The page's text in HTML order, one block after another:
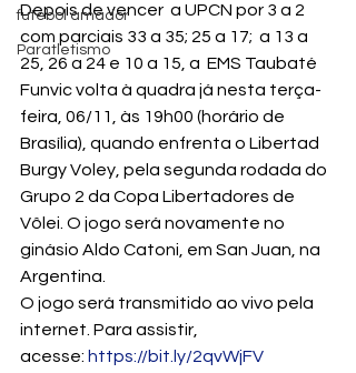
futebol amador
Paratletismo
Depois de vencer  a UPCN por 3 a 2
com parciais 33 a 35; 25 a 17;  a 13 a
25, 26 a 24 e 10 a 15, a  EMS Taubaté
Funvic volta à quadra já nesta terça-
feira, 06/11, às 19h00 (horário de
Brasília), quando enfrenta o Libertad
Burgy Voley, pela segunda rodada do
Grupo 2 da Copa Libertadores de
Vôlei. O jogo será novamente no
ginásio Aldo Catoni, em San Juan, na
Argentina.
O jogo será transmitido ao vivo pela
internet. Para assistir
acesse: https://bit.ly/2qvWjFV